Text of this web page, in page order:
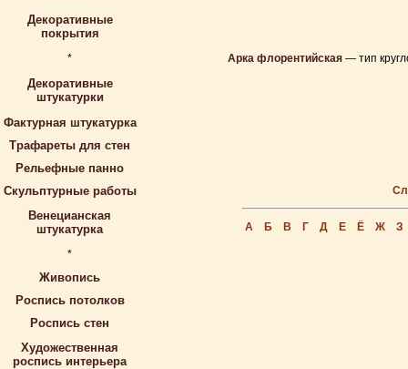
Декоративные
покрытия
*
Декоративные
штукатурки
Фактурная штукатурка
Трафареты для стен
Рельефные панно
Скульптурные работы
Венецианская
штукатурка
*
Живопись
Роспись потолков
Роспись стен
Художественная
роспись интерьера
Арка флорентийская — тип
А Б В Г Д Е Ё Ж З